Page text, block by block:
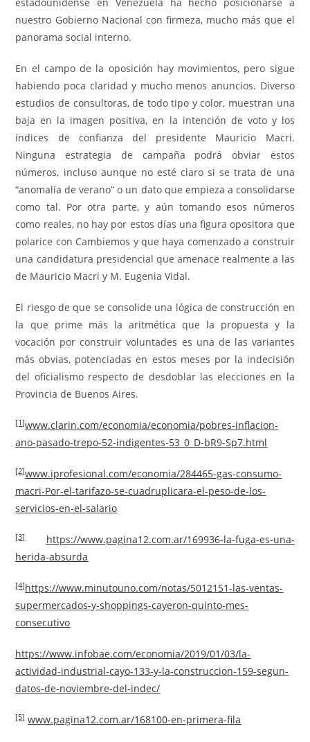
nuestro Gobierno Nacional con firmeza, mucho más que el
panorama social interno.
En el campo de la oposición hay movimientos, pero sigue
habiendo poca claridad y mucho menos anuncios. Diverso
estudios de consultoras, de todo tipo y color, muestran una
baja en la imagen positiva, en la intención de voto y los
índices de confianza del presidente Mauricio Macri.
Ninguna estrategia de campaña podrá obviar estos
números, incluso aunque no esté claro si se trata de una
“anomalía de verano” o un dato que empieza a consolidarse
como tal. Por otra parte, y aún tomando esos números
como reales, no hay por estos días una figura opositora que
polarice con Cambiemos y que haya comenzado a construir
una candidatura presidencial que amenace realmente a las
de Mauricio Macri y M. Eugenia Vidal.
El riesgo de que se consolide una lógica de construcción en
la que prime más la aritmética que la propuesta y la
vocación por construir voluntades es una de las variantes
más obvias, potenciadas en estos meses por la indecisión
del oficialismo respecto de desdoblar las elecciones en la
Provincia de Buenos Aires.
[1]www.clarin.com/economia/economia/pobres-inflacion-
ano-pasado-trepo-52-indigentes-53_0_D-bR9-Sp7.html
[2]www.iprofesional.com/economia/284465-gas-consumo-
macri-Por-el-tarifazo-se-cuadruplicara-el-peso-de-los-
servicios-en-el-salario
[3]
https://www.pagina12.com.ar/169936-la-fuga-es-una-
herida-absurda
[4]https://www.minutouno.com/notas/5012151-las-ventas-
supermercados-y-shoppings-cayeron-quinto-mes-
consecutivo
https://www.infobae.com/economia/2019/01/03/la-
actividad-industrial-cayo-133-y-la-construccion-159-segun-
datos-de-noviembre-del-indec/
[5] www.pagina12.com.ar/168100-en-primera-fila